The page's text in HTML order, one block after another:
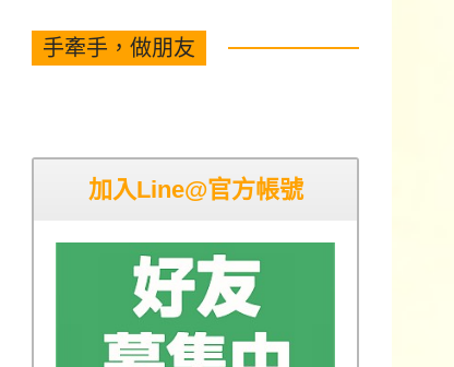
手牽手，做朋友
加入Line@官方帳號